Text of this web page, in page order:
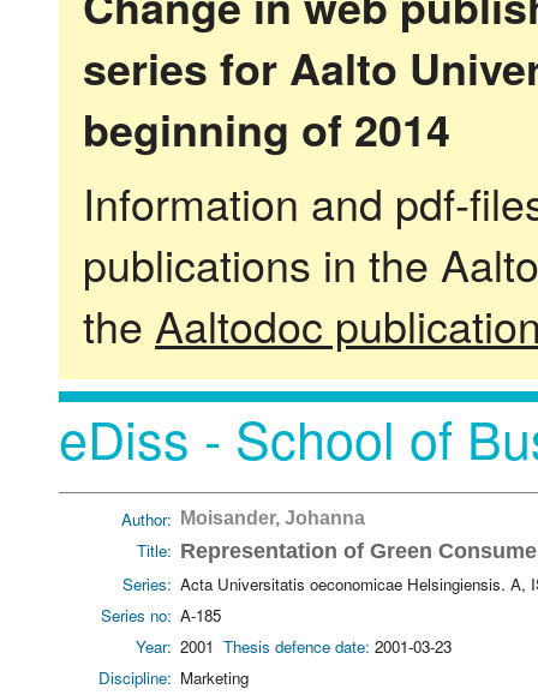
series for Aalto
beginning of 2014
Information and pdf-
publications in the
the Aaltodoc
eDiss - School of
Author: Moisander, Johanna
Title: Representation of Green
Series: Acta Universitatis oeconomicae Helsingiensis. A,
Series no: A-185
Year: 2001 Thesis defence date: 2001-03-23
Discipline: Marketing